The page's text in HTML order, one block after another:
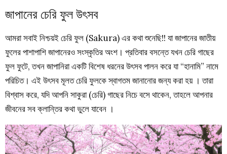
জাপানের চেরি ফুল উৎসব
আমরা সবাই নিশ্চয়ই চেরি ফুল (Sakura) এর কথা শুনেছি!! যা জাপানের জাতীয়
ফুলের পাশাপাশি জাপানেরও সংস্কৃতির অংশ। প্রতিবার বসন্তে যখন চেরি গাছের
ফুল ফুটে, তখন জাপানিরা একটি বিশেষ ধরনের উৎসব পালন করে যা “হানামি” নামে
পরিচিত। এই উৎসব মূলত চেরি ফুলকে স্বাগতম জানানোর জন্য করা হয় । তারা
বিশ্বাস করে, যদি আপনি সাকুরা (চেরি) গাছের নিচে বসে থাকেন, তাহলে আপনার
জীবনের সব ক্লান্তির কথা ভুলে যাবেন ।